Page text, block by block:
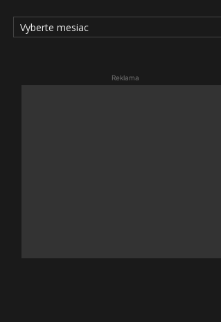
ARCHÍV
ČLÁNKOV
Reklama